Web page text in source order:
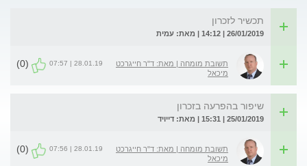
תכשיר לזכרון
26/01/2019 | 14:12 | מאת: עמית
תשובת מומחה | מאת: ד"ר חייגרכט
מיכאל
28.01.19 | 07:57
(0)
שיפור בהפרעה בזכרון
25/01/2019 | 15:31 | מאת: דייויד
תשובת מומחה | מאת: ד"ר חייגרכט
מיכאל
28.01.19 | 07:56
(0)